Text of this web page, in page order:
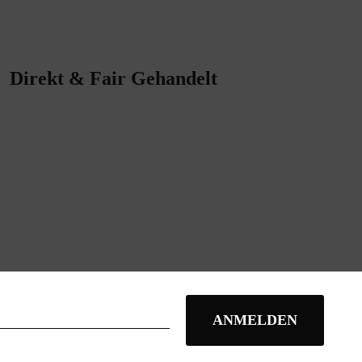
Direkt & Fair Gehandelt